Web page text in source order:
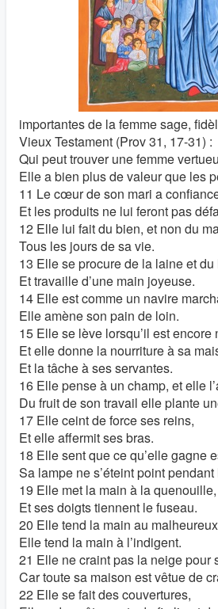
importantes de la femme sage,
Vieux Testament (Prov 31, 17-31) :
Qui peut trouver une femme
Elle a bien plus de valeur que les
11 Le cœur de son mari a
Et les produits ne lui feront pas
12 Elle lui fait du bien, et non du
Tous les jours de sa vie.
13 Elle se procure de la laine et du
Et travaille d’une main joyeuse.
14 Elle est comme un navire
Elle amène son pain de loin.
15 Elle se lève lorsqu’il est encore
Et elle donne la nourriture à sa
Et la tâche à ses servantes.
16 Elle pense à un champ, et elle
Du fruit de son travail elle plante
17 Elle ceint de force ses reins,
Et elle affermit ses bras.
18 Elle sent que ce qu’elle gagne
Sa lampe ne s’éteint point pendant
19 Elle met la main à la quenouille,
Et ses doigts tiennent le fuseau.
20 Elle tend la main au
Elle tend la main à l’indigent.
21 Elle ne craint pas la neige pour
Car toute sa maison est vêtue de
22 Elle se fait des couvertures,